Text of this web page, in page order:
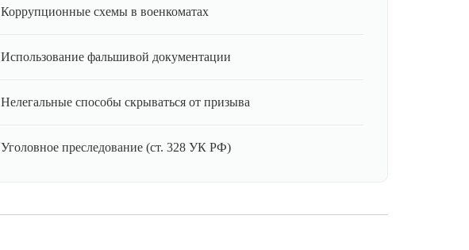
Коррупционные схемы в военкоматах
Использование фальшивой документации
Нелегальные способы скрываться от призыва
Уголовное преследование (ст. 328 УК РФ)